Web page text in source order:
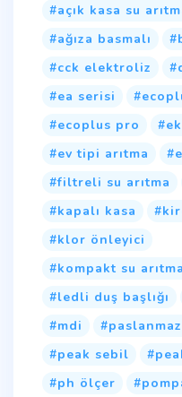
açık kasa su
ağıza basmalı
cck elektroliz
ea serisi
ecoplus pro
ev tipi arıtma
filtreli su arıtma
kapalı kasa
klor önleyici
kompakt su arıtma
ledli duş başlığı
mdi
peak sebil
ph ölçer